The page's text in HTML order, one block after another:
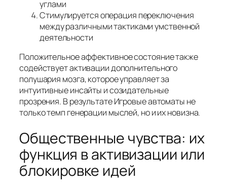
углами
Стимулируется операция переключения
между различными тактиками умственной
деятельности
Положительное аффективное состояние также
содействует активации дополнительного
полушария мозга, которое управляет за
интуитивные инсайты и созидательные
прозрения. В результате Игровые автоматы не
только темп генерации мыслей, но и их новизна.
Общественные чувства: их
функция в активизации или
блокировке идей